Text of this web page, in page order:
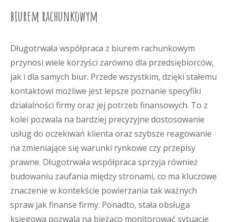
biurem rachunkowym
Długotrwała współpraca z biurem rachunkowym
przynosi wiele korzyści zarówno dla przedsiębiorców,
jak i dla samych biur. Przede wszystkim, dzięki stałemu
kontaktowi możliwe jest lepsze poznanie specyfiki
działalności firmy oraz jej potrzeb finansowych. To z
kolei pozwala na bardziej precyzyjne dostosowanie
usług do oczekiwań klienta oraz szybsze reagowanie
na zmieniające się warunki rynkowe czy przepisy
prawne. Długotrwała współpraca sprzyja również
budowaniu zaufania między stronami, co ma kluczowe
znaczenie w kontekście powierzania tak ważnych
spraw jak finanse firmy. Ponadto, stała obsługa
księgowa pozwala na bieżąco monitorować sytuację